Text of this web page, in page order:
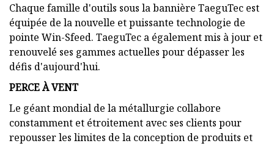
Chaque famille d'outils sous la bannière TaeguTec est
équipée de la nouvelle et puissante technologie de
pointe Win-Sfeed. TaeguTec a également mis à jour et
renouvelé ses gammes actuelles pour dépasser les
défis d'aujourd'hui.
PERCE À VENT
Le géant mondial de la métallurgie collabore
constamment et étroitement avec ses clients pour
repousser les limites de la conception de produits et